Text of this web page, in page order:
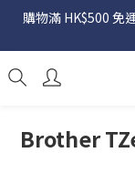
購物滿 HK$500 免
Brother